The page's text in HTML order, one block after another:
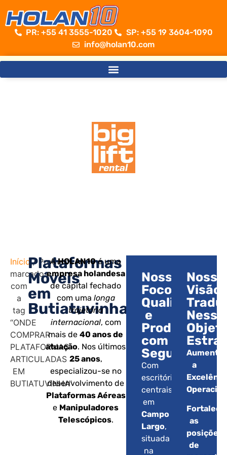
PR: +55 41 3555-1020 ​
SP: +55 19 3604-1090
info@holan10.com
Início / Produtos
marcados
com
a
tag
“ONDE
COMPRAR
PLATAFORMAS
ARTICULADAS
EM
BUTIATUVINHA”
Plataformas
Móveis
em
Butiatuvinha
AHOLAN10é uma
empresa holandesa
de capital fechado
com uma longa
trajetória
internacional, com
mais de40 anos de
atuação. Nos últimos
25 anos,
especializou-se no
desenvolvimento de
Plataformas Aéreas
e Manipuladores
Telescópicos.
Nosso
Foco:
Qualidade
e
com
Segurança.
Com
escritórios
centrais
em
Campo
Largo,
situada
na
Nossa
Visão:
Aumentar
a
as
posições
de